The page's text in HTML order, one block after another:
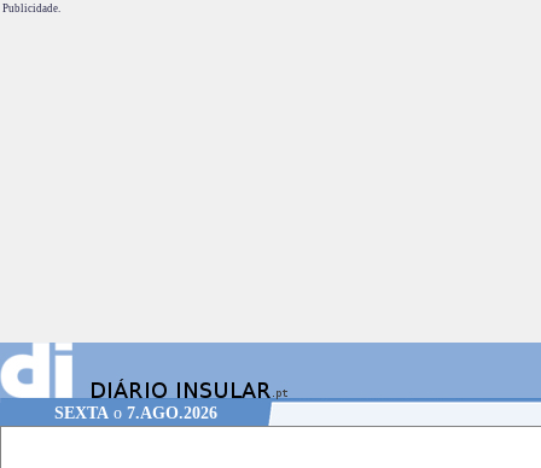
Publicidade.
SEXTA o 7.AGO.2026